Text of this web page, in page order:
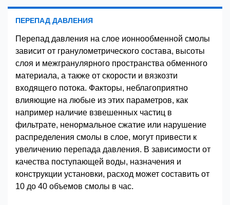
ПЕРЕПАД ДАВЛЕНИЯ
Перепад давления на слое ионнообменной смолы
зависит от гранулометрического состава, высоты
слоя и межгранулярного пространства обменного
материала, а также от скорости и вязкозти
входящего потока. Факторы, неблагоприятно
влияющие на любые из этих параметров, как
например наличие взвешенных частиц в
фильтрате, ненормальное сжатие или нарушение
распределения смолы в слое, могут привести к
увеличению перепада давления. В зависимости от
качества поступающей воды, назначения и
конструкции установки, расход может составить от
10 до 40 объемов смолы в час.